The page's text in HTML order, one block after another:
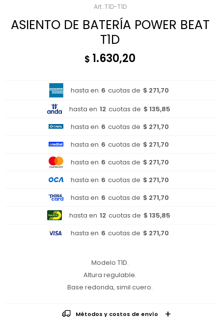
T1D-T1D
ASIENTO DE BATERÍA POWER BEAT
T1D
$ 1.630,20
hasta en 6 cuotas de $ 271,70
hasta en 12 cuotas de $ 135,85
hasta en 6 cuotas de $ 271,70
hasta en 6 cuotas de $ 271,70
hasta en 6 cuotas de $ 271,70
hasta en 6 cuotas de $ 271,70
hasta en 6 cuotas de $ 271,70
hasta en 12 cuotas de $ 135,85
hasta en 6 cuotas de $ 271,70
Modelo T1D.
Altura regulable.
Base redonda, simil cuero.
Métodos y costos de envío